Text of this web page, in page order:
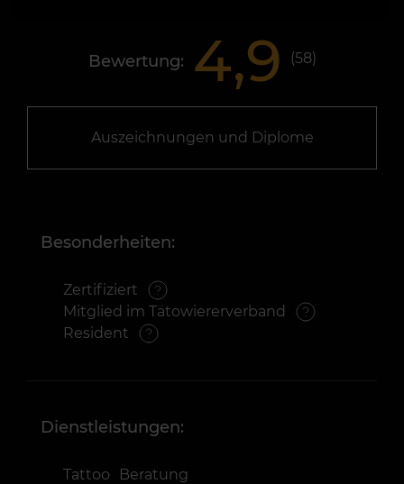
Bewertung: 4,9 (58)
Auszeichnungen und Diplome
Besonderheiten:
Zertifiziert
Mitglied im Tätowiererverband
Resident
Dienstleistungen:
Tattoo
Beratung